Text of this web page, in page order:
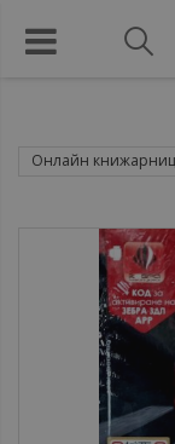
Онлайн